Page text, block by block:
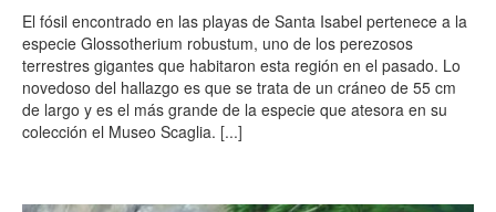
El fósil encontrado en las playas de Santa Isabel pertenece a la
especie Glossotherium robustum, uno de los perezosos
terrestres gigantes que habitaron esta región en el pasado. Lo
novedoso del hallazgo es que se trata de un cráneo de 55 cm
de largo y es el más grande de la especie que atesora en su
colección el Museo Scaglia. [...]